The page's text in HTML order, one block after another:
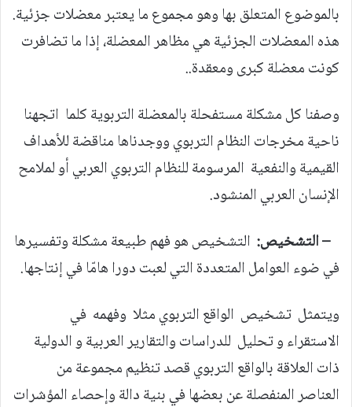
بالموضوع المتعلق بها وهو مجموع ما يعتبر معضلات جزئية.
هذه المعضلات الجزئية هي مظاهر المعضلة، إذا ما تضافرت
كونت معضلة كبرى ومعقدة..
وصفنا كل مشكلة مستفحلة بالمعضلة التربوية كلما اتجهنا
ناحية مخرجات النظام التربوي ووجدناها مناقضة للأهداف
القيمية والنفعية المرسومة للنظام التربوي العربي أو لملامح
الإنسان العربي المنشود.
– التشخيص: التشخيص هو فهم طبيعة مشكلة وتفسيرها
في ضوء العوامل المتعددة التي لعبت دورا هامّا في إنتاجها.
ويتمثل تشخيص الواقع التربوي مثلا وفهمه في
الاستقراء و تحليل للدراسات والتقارير العربية و الدولية
ذات العلاقة بالواقع التربوي قصد تنظيم مجموعة من
العناصر المنفصلة عن بعضها في بنية دالة وإحصاء المؤشرات